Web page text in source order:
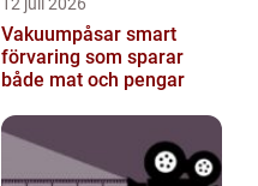
Vakuumpåsar smart
förvaring som sparar
både mat och pengar